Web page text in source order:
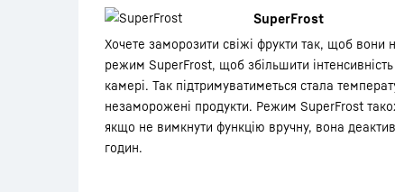
SuperFrost
Хочете заморозити свіжі фрукти так, щоб вони
режим SuperFrost, щоб збільшити
камері. Так підтримуватиметься стала
незаморожені продукти. Режим SuperFrost
якщо не вимкнути функцію вручну, вона
годин.